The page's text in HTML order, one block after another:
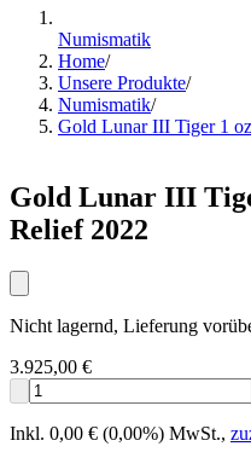
Numismatik
Home/
Unsere Produkte/
Numismatik/
Gold Lunar III Tiger 1
Gold Lunar III
Relief 2022
Nicht lagernd, Lieferung
3.925,00 €
Inkl. 0,00 € (0,00%) MwSt.,